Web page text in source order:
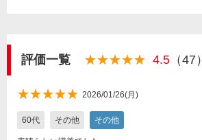
評価一覧 ★★★★★
★★★★★ 4.5 （47）
★★★★★
★★★★★ 2026/01/26(月)
60代 その他 その他